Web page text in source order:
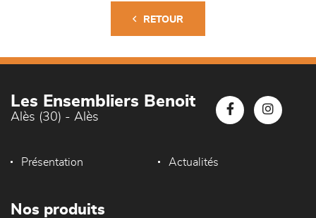
RETOUR
Les Ensembliers Benoit
Alès (30) - Alès
Présentation Actualités
Nos produits